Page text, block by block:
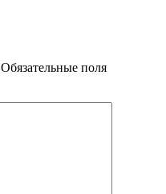
Обязательные поля